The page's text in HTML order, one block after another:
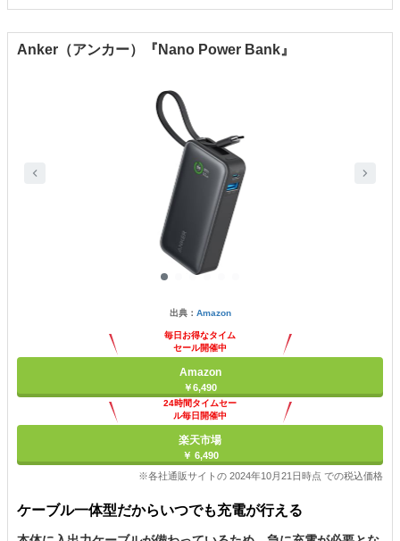
Anker（アンカー）『Nano Power Bank』
出典： Amazon
毎日お得なタイム
セール開催中
Amazon
￥6,490
24時間タイムセー
ル毎日開催中
楽天市場
￥ 6,490
※各社通販サイトの 2024年10月21日時点 での税込価格
ケーブル一体型だからいつでも充電が行える